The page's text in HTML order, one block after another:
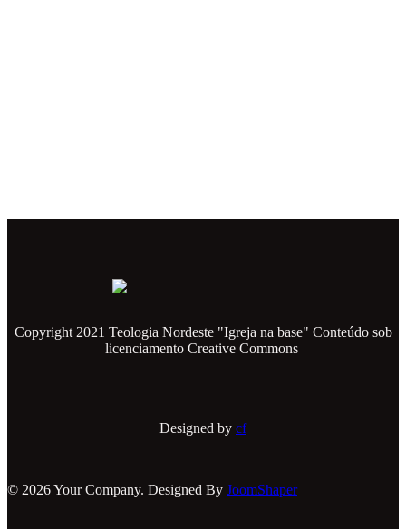
Copyright 2021 Teologia Nordeste "Igreja na base" Conteúdo sob
licenciamento Creative Commons
Designed by cf
© 2026 Your Company. Designed By JoomShaper